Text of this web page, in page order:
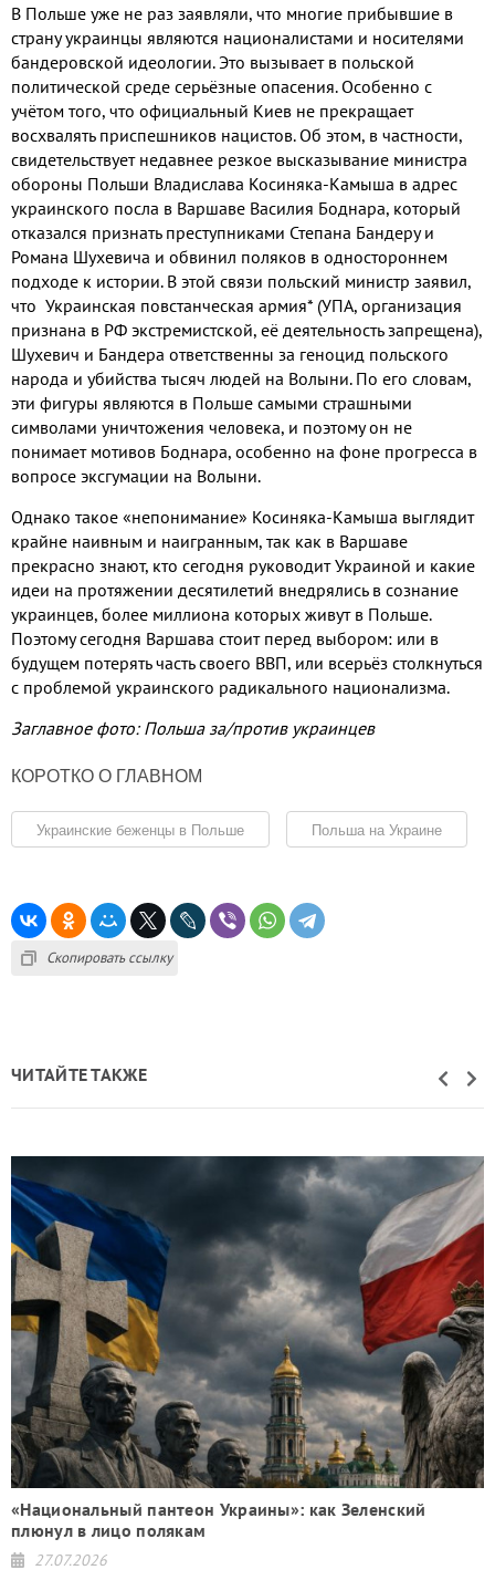
В Польше уже не раз заявляли, что многие прибывшие в
страну украинцы являются националистами и носителями
бандеровской идеологии.Это вызывает в польской
политической среде серьёзные опасения. Особенно с
учётом того, что официальный Киев не прекращает
восхвалять приспешников нацистов.Об этом, в частности,
свидетельствует недавнее резкое высказывание министра
обороны Польши Владислава Косиняка-Камыша в адрес
украинского посла в Варшаве Василия Боднара, который
отказался признать преступниками Степана Бандеру и
Романа Шухевича и обвинил поляков в одностороннем
подходе к истории. В этой связи польский министр заявил,
что Украинская повстанческая армия* (УПА, организация
признана в РФ экстремистской, её деятельность запрещена),
Шухевич и Бандера ответственны за геноцид польского
народа и убийства тысяч людей на Волыни. По его словам,
эти фигуры являются в Польше самыми страшными
символами уничтожения человека, и поэтому он не
понимает мотивов Боднара, особенно на фоне прогресса в
вопросе эксгумации на Волыни.
Однако такое «непонимание» Косиняка-Камыша выглядит
крайне наивным и наигранным, так как в Варшаве
прекрасно знают, кто сегодня руководит Украиной и какие
идеи на протяжении десятилетий внедрялись в сознание
украинцев, более миллиона которых живут в Польше.
Поэтому сегодня Варшава стоит перед выбором: или в
будущем потерять часть своего ВВП, или всерьёз столкнуться
с проблемой украинского радикального национализма.
Заглавное фото: Польша за/против украинцев
КОРОТКО О ГЛАВНОМ
Украинские беженцы в Польше Польша на Украине
Скопировать ссылку
ЧИТАЙТЕ ТАКЖЕ
«Национальный пантеон Украины»: как Зеленский
плюнул в лицо полякам
27.07.2026